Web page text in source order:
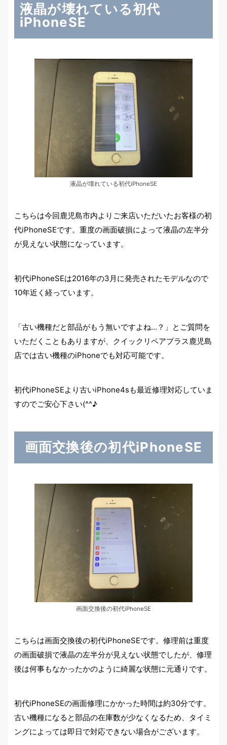
液晶が壊れている初代
iPhoneSE
液晶が壊れている初代iPhoneSE
こちらは今回鹿児島市内よりご来店いただいたお客様の初
代iPhoneSEです。重度の画面破損によって液晶の左半分
が見えない状態になっています。
初代iPhoneSEは2016年の3月に発売されたモデルなので
10年近く経っています。
「古い機種だと部品がもう無いですよね…？」とご質問を
いただくこともありますが、クイックリペアプラス鹿児島
店では古い機種のiPhoneでも対応可能です。
初代iPhoneSEより古いiPhone4sも最近修理対応していま
すのでご安心下さい(^^♪
画面交換後の初代iPhoneSE
画面交換後の初代iPhoneSE
こちらは画面交換後の初代iPhoneSEです。修理前は重度
の画面破損で液晶の左半分が見えない状態でしたが、修理
後は何事もなかったかのように綺麗な状態に元通りです。
初代iPhoneSEの画面修理にかかった時間は約30分です。
古い機種になると部品の在庫数が少なくなるため、タイミ
ングによっては即日で対応できない場合がございます。